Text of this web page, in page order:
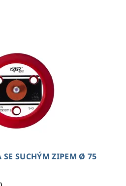
SE SUCHÝM ZIPEM Ø 75